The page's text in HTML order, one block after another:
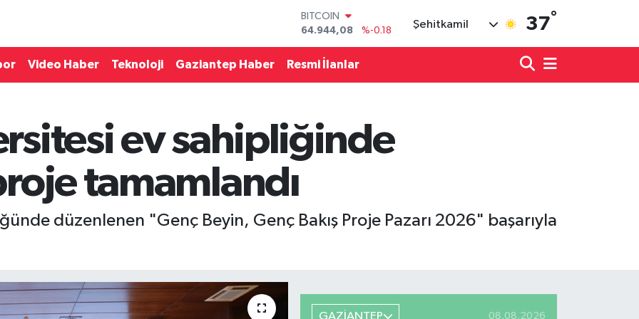
DOLAR
47,7436
%0.18
EURO
55,2510
BİST100
13.779
%-14
BITCOIN
Şehitkamil 37°
Video Haber Teknoloji Gaziantep Haber Resmi İlanlar
ev sahipliğinde
tamamlandı
düzenlenen "Genç Beyin, Genç Bakış Proje Pazarı 2026" başarıyla
GAZİANTEP 08.08.2026